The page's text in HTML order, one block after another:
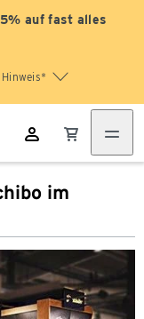
auf fast alles
Hinweis*
im